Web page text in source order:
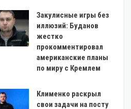
Закулисные игры без
иллюзий: Буданов
жестко
прокомментировал
американские планы
по миру с Кремлем
Клименко раскрыл
свои задачи на посту